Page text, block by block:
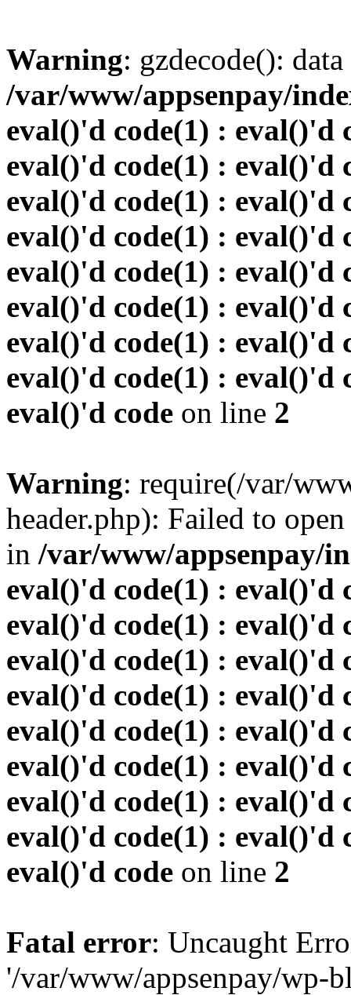
Warning: gzdecode():
/var/www/appsenpay/
eval()'d code(1) : eval()'d
eval()'d code(1) : eval()'d
eval()'d code(1) : eval()'d
eval()'d code(1) : eval()'d
eval()'d code(1) : eval()'d
eval()'d code(1) : eval()'d
eval()'d code(1) : eval()'d
eval()'d code(1) : eval()'d
eval()'d code on line 2
Warning: require(/var/
header.php): Failed to
in /var/www/appsenpay/
eval()'d code(1) : eval()'d
eval()'d code(1) : eval()'d
eval()'d code(1) : eval()'d
eval()'d code(1) : eval()'d
eval()'d code(1) : eval()'d
eval()'d code(1) : eval()'d
eval()'d code(1) : eval()'d
eval()'d code(1) : eval()'d
eval()'d code on line 2
Fatal error: Uncaught
'/var/www/appsenpay/wp-